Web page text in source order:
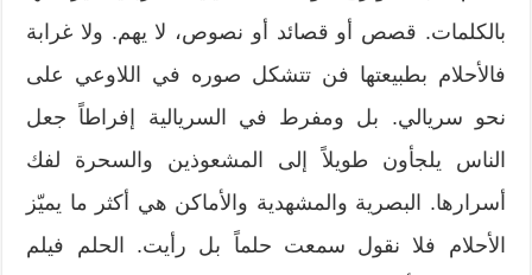
بالكلمات. قصص أو قصائد أو نصوص، لا يهم. ولا غرابة
فالأحلام بطبيعتها فن تتشكل صوره في اللاوعي على
نحو سريالي. بل ومفرط في السريالية إفراطاً جعل
الناس يلجأون طويلاً إلى المشعوذين والسحرة لفك
أسرارها. البصرية والمشهدية والأماكن هي أكثر ما يميّز
الأحلام فلا نقول سمعت حلماً بل رأيت. الحلم فيلم